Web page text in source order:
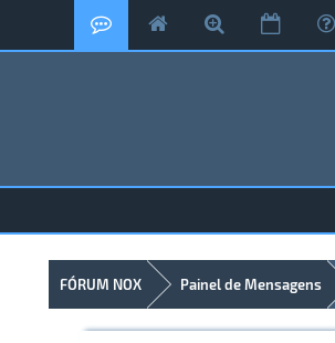
FÓRUM NOX Painel de Mensagens